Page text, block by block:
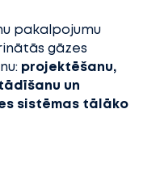
pakalpojumu
gāzes
projektēšanu,
un
sistēmas tālāko